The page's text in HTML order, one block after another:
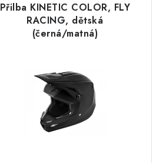
Přilba KINETIC COLOR, FLY
RACING, dětská
(černá/matná)